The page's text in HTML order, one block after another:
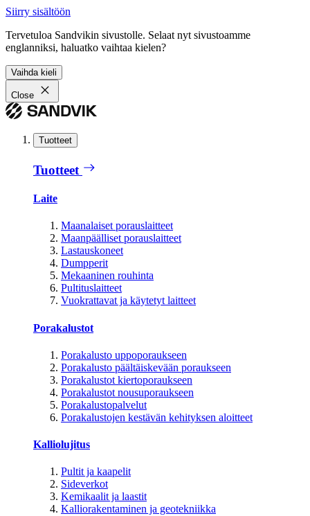
Siirry sisältöön
Tervetuloa Sandvikin sivustolle. Selaat nyt sivustoamme
englanniksi, haluatko vaihtaa kielen?
Vaihda kieli
Close
Tuotteet
Tuotteet
Laite
Maanalaiset porauslaitteet
Maanpäälliset porauslaitteet
Lastauskoneet
Dumpperit
Mekaaninen rouhinta
Pultituslaitteet
Vuokrattavat ja käytetyt laitteet
Porakalustot
Porakalusto uppoporaukseen
Porakalusto päältäiskevään poraukseen
Porakalustot kiertoporaukseen
Porakalustot nousuporaukseen
Porakalustopalvelut
Porakalustojen kestävän kehityksen aloitteet
Kalliolujitus
Pultit ja kaapelit
Sideverkot
Kemikaalit ja laastit
Kalliorakentaminen ja geotekniikka